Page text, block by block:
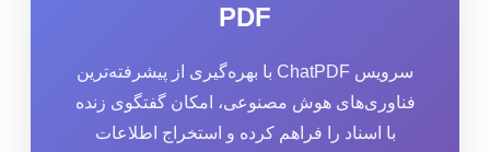
PDF
سرویس ChatPDF با بهره‌گیری از پیشرفته‌ترین
فناوری‌های هوش مصنوعی، امکان گفتگوی زنده
با اسناد را فراهم کرده و استخراج اطلاعات